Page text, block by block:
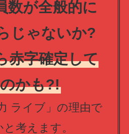
数が全般的に
じゃないか?
赤字確定して
かも?!
ライブ」の理由で
考えます。